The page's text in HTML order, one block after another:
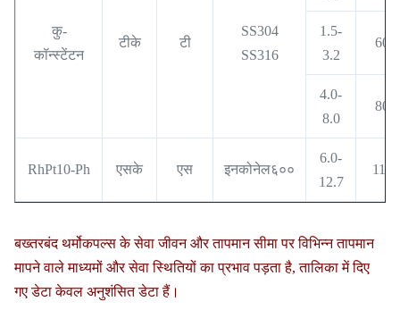
कु-
कॉन्स्टेंटन
टीके टी
SS304
SS316
1.5-
3.2
600
4.0-
8.0
800
RhPt10-Ph एसके एस इनकोनेल६००
6.0-
12.7
1100
बख्तरबंद थर्मोकपल्स के सेवा जीवन और तापमान सीमा पर विभिन्न तापमान
मापने वाले माध्यमों और सेवा स्थितियों का प्रभाव पड़ता है, तालिका में दिए
गए डेटा केवल अनुशंसित डेटा हैं।